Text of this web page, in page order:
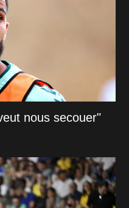
nous secouer"